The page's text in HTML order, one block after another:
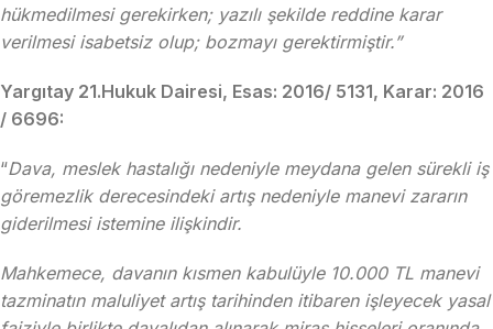
hükmedilmesi gerekirken; yazılı şekilde reddine karar
verilmesi isabetsiz olup; bozmayı gerektirmiştir.”
Yargıtay 21.Hukuk Dairesi, Esas: 2016/ 5131, Karar: 2016
/ 6696:
“Dava, meslek hastalığı nedeniyle meydana gelen sürekli iş
göremezlik derecesindeki artış nedeniyle manevi zararın
giderilmesi istemine ilişkindir.
Mahkemece, davanın kısmen kabulüyle 10.000 TL manevi
tazminatın maluliyet artış tarihinden itibaren işleyecek yasal